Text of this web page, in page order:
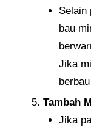
Selain
bau
Jika
Tambah
Jika